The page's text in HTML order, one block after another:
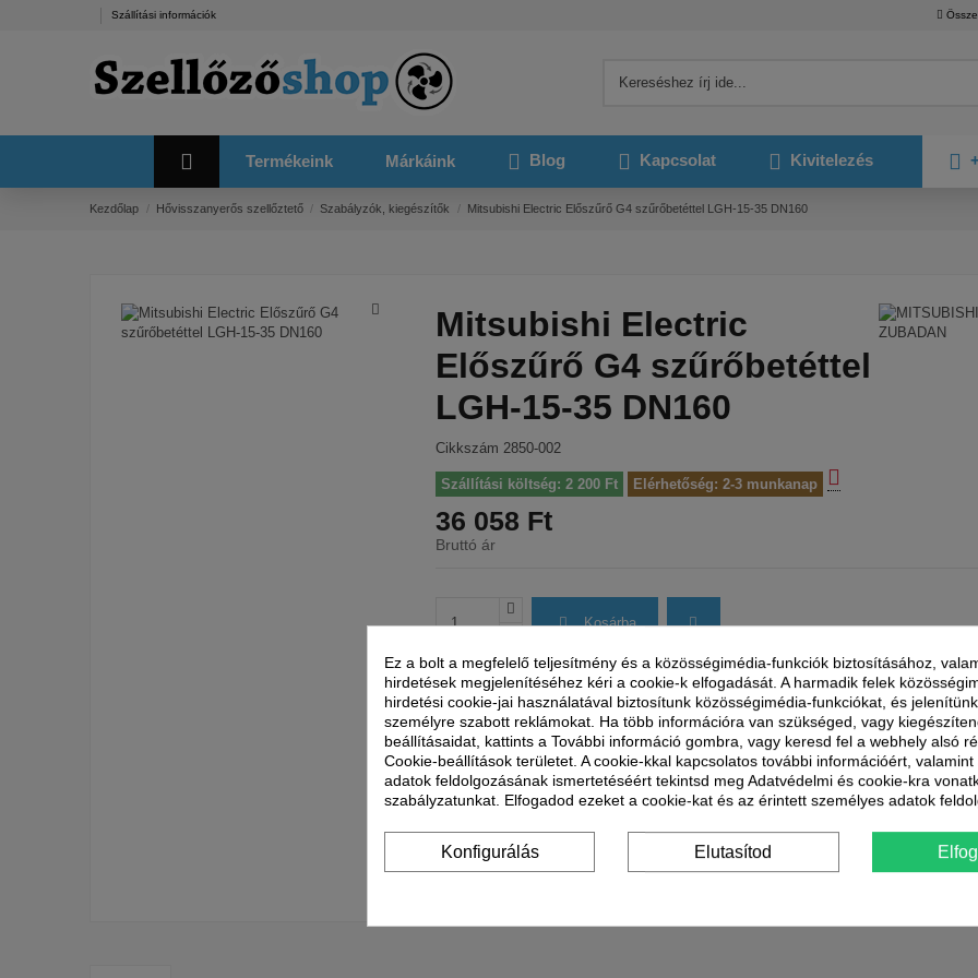
Szállítási információk
Termékeink Márkáink Blog Kapcsolat Kivitelezés
Kezdőlap Hővisszanyerős szellőztető Szabályzók, kiegészítők Mitsubishi Electric Előszűrő G4 szűrőbetéttel LGH-15-35 DN160
Mitsubishi Electric
Előszűrő G4 szűrőbetéttel
LGH-15-35 DN160
Cikkszám 2850-002
Szállítási költség: 2 200 Ft Elérhetőség: 2-3 munkanap
36 058 Ft
Bruttó ár
Kosárba
Garancia 0 hónap
Szállítással kapcsolatos információk
Partnereink Szállítási idő
Munkanapokon: reggel 8 és
Ez a bolt a megfelelő teljesítmény és a közösségimédia-funkciók biztosításához,
hirdetések megjelenítéséhez kéri a cookie-k elfogadását. A harmadik felek
hirdetési cookie-jai használatával biztosítunk közösségimédia-funkciókat, és
személyre szabott reklámokat. Ha több információra van szükséged, vagy
beállításaidat, kattints a További információ gombra, vagy keresd fel a webhely alsó
Cookie-beállítások területet. A cookie-kkal kapcsolatos további információért,
adatok feldolgozásának ismertetéséért tekintsd meg Adatvédelmi és cookie-kra
szabályzatunkat. Elfogadod ezeket a cookie-kat és az érintett személyes adatok
Konfigurálás Elutasítod